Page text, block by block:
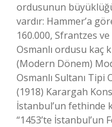
ordusunun
vardır: Hammer’a
160.000, Sfrantzes
Osmanlı ordusu kaç
(Modern Dönem)
Osmanlı Sultanı Tipi
(1918) Karargah
İstanbul’un fethinde
“1453’te İstanbul’un